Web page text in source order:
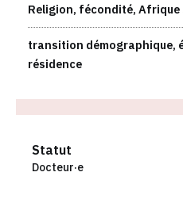
Religion, fécondité,
transition démographique,
résidence
Statut
Docteur·e